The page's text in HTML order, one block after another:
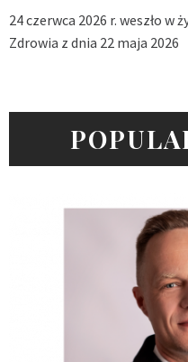
24 czerwca 2026 r. weszło
Zdrowia z dnia 22 maja 2026